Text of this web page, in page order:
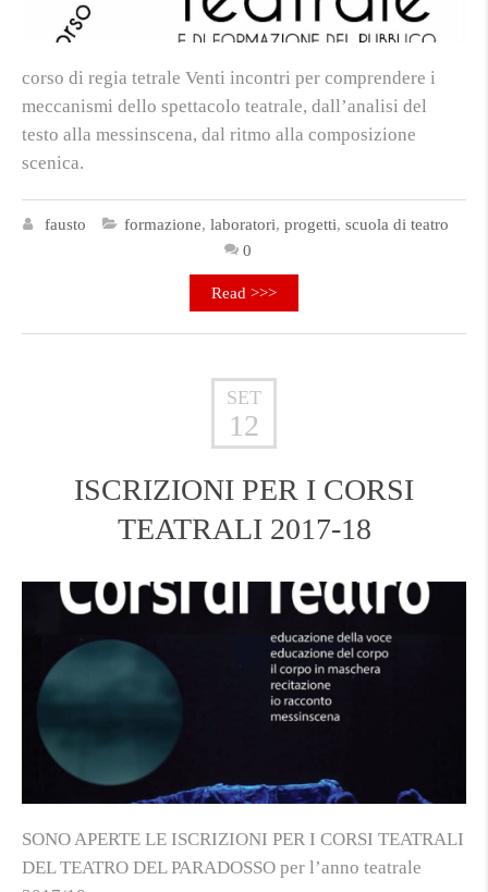
corso di regia tetrale Venti incontri per comprendere i
meccanismi dello spettacolo teatrale, dall’analisi del
testo alla messinscena, dal ritmo alla composizione
scenica.
fausto formazione, laboratori, progetti, scuola di teatro
0
Read >>>
SET
12
ISCRIZIONI PER I CORSI
TEATRALI 2017-18
SONO APERTE LE ISCRIZIONI PER I CORSI TEATRALI
DEL TEATRO DEL PARADOSSO per l’anno teatrale